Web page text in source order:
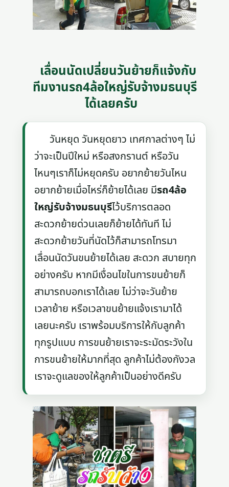
เลื่อนนัดเปลี่ยนวันย้ายก็แจ้งกับ
ทีมงานรถ4ล้อใหญ่รับจ้างมธนบุรี
ได้เลยครับ
วันหยุด วันหยุดยาว เทศกาลต่างๆ ไม่
ว่าจะเป็นปีใหม่ หรือสงกรานต์ หรือวัน
ไหนๆเราก็ไม่หยุดครับ อยากย้ายวันไหน
อยากย้ายเมื่อไหร่ก็ย้ายได้เลย มีรถ4ล้อ
ใหญ่รับจ้างมธนบุรีไว้บริการตลอด
สะดวกย้ายด่วนเลยก็ย้ายได้ทันที ไม่
สะดวกย้ายวันที่นัดไว้ก็สามารถโทรมา
เลื่อนนัดวันขนย้ายได้เลย สะดวก สบายทุก
อย่างครับ หากมีเงื่อนไขในการขนย้ายก็
สามารถบอกเราได้เลย ไม่ว่าจะวันย้าย
เวลาย้าย หรือเวลาขนย้ายแจ้งเรามาได้
เลยนะครับ เราพร้อมบริการให้กับลูกค้า
ทุกรูปแบบ การขนย้ายเราจะระมัดระวังใน
การขนย้ายให้มากที่สุด ลูกค้าไม่ต้องกังวล
เราจะดูแลของให้ลูกค้าเป็นอย่างดีครับ